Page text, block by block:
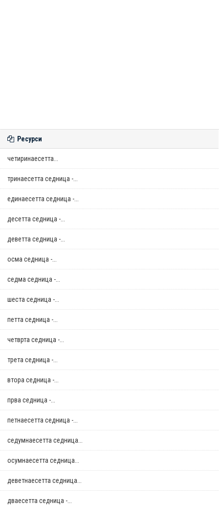
Ресурси
четиринаесетта...
тринаесетта седница -...
единаесетта седница -...
десетта седница -...
деветта седница -...
осма седница -...
седма седница -...
шеста седница -...
петта седница -...
четврта седница -...
трета седница -...
втора седница -...
прва седница -...
петнаесетта седница -...
седумнаесетта седница...
осумнaесетта седница...
деветнаесетта седница...
дваесетта седница -...